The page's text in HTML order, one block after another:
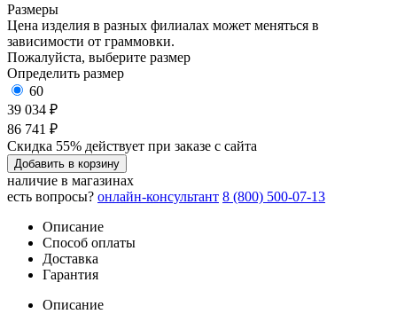
Размеры
Цена изделия в разных филиалах может меняться в
зависимости от граммовки.
Пожалуйста, выберите размер
Определить размер
60
39 034 ₽
86 741 ₽
Скидка 55% действует при заказе с сайта
Добавить в корзину
наличие в магазинах
есть вопросы? онлайн-консультант 8 (800) 500-07-13
Описание
Способ оплаты
Доставка
Гарантия
Описание